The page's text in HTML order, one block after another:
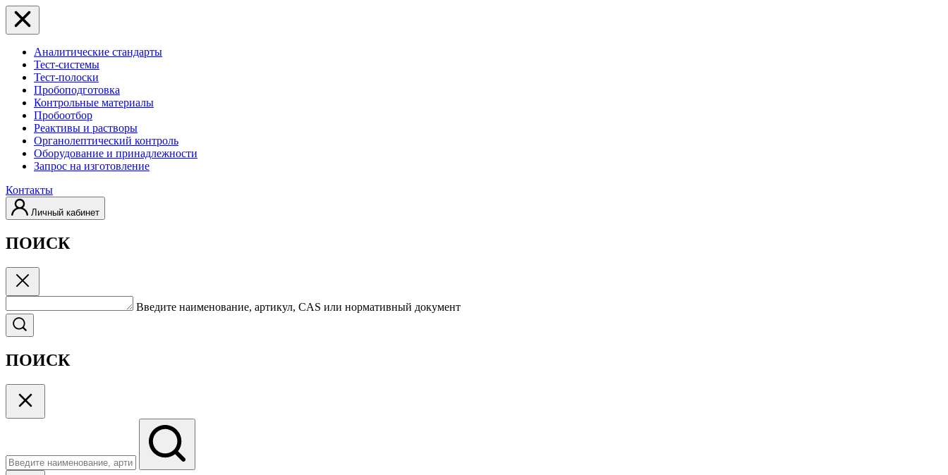
Аналитические стандарты
Тест-системы
Тест-полоски
Пробоподготовка
Контрольные материалы
Пробоотбор
Реактивы и растворы
Органолептический контроль
Оборудование и принадлежности
Запрос на изготовление
Контакты
Личный кабинет
ПОИСК
Введите наименование, артикул, CAS или нормативный документ
ПОИСК